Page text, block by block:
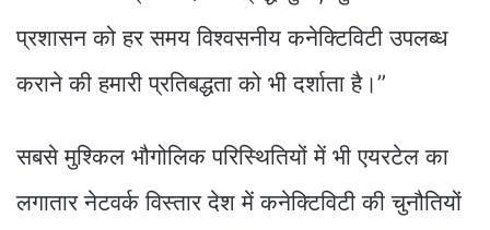
प्रशासन को हर समय विश्वसनीय कनेक्टिविटी उपलब्ध
कराने की हमारी प्रतिबद्धता को भी दर्शाता है।”
सबसे मुश्किल भौगोलिक परिस्थितियों में भी एयरटेल का
लगातार नेटवर्क विस्तार देश में कनेक्टिविटी की चुनौतियों